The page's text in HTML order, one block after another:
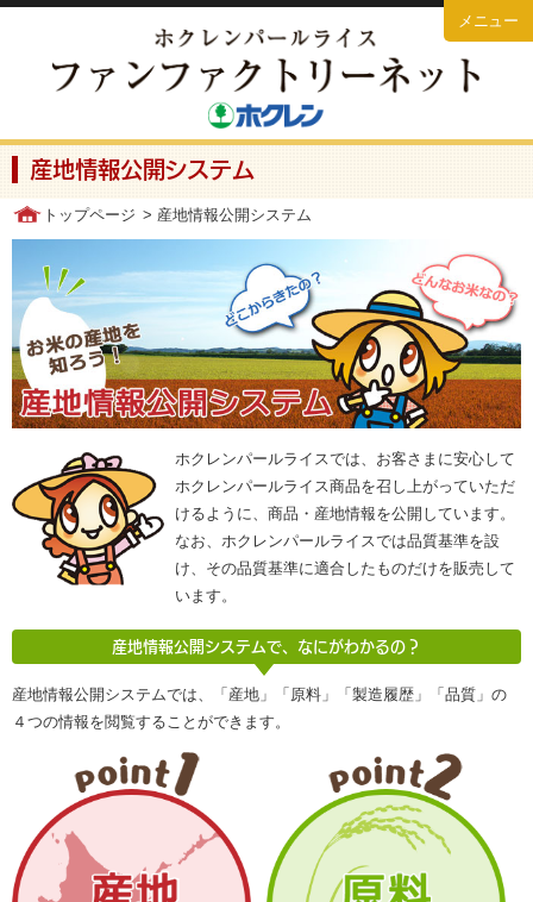
メニュー
トップページ
ホクレンパールライスとは
商品ラインナップ
工場見学
お米ライブラリー
産地情報公開システム
産地情報公開システム
トップページ > 産地情報公開システム
ホクレンパールライスでは、お客さまに安心して
ホクレンパールライス商品を召し上がっていただ
けるように、商品・産地情報を公開しています。
なお、ホクレンパールライスでは品質基準を設
け、その品質基準に適合したものだけを販売して
います。
産地情報公開システムで、なにがわかるの？
産地情報公開システムでは、「産地」「原料」「製造履歴」「品質」の
４つの情報を閲覧することができます。